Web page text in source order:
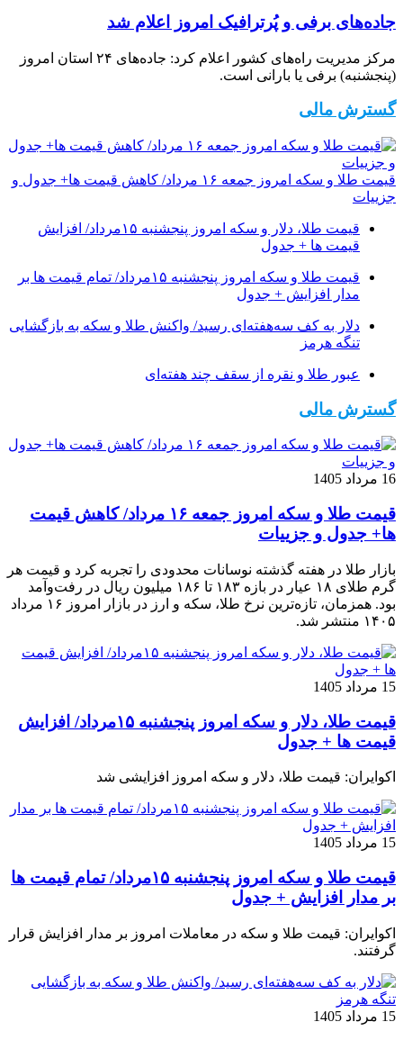
جاده‌های برفی و پُرترافیک امروز اعلام شد
مرکز مدیریت راه‌های کشور اعلام کرد: جاده‌های ۲۴ استان امروز
(پنجشنبه) برفی یا بارانی است.
گسترش مالی
قیمت طلا و سکه امروز جمعه ۱۶ مرداد/ کاهش قیمت ها+ جدول و
جزییات
قیمت طلا، دلار و سکه امروز پنجشنبه ۱۵مرداد/ افزایش
قیمت ها + جدول
قیمت طلا و سکه امروز پنجشنبه ۱۵مرداد/ تمام قیمت ها بر
مدار افزایش + جدول
دلار به کف سه‌هفته‌ای رسید/ واکنش طلا و سکه به بازگشایی
تنگه هرمز
عبور طلا و نقره از سقف چند هفته‌ای
گسترش مالی
16 مرداد 1405
قیمت طلا و سکه امروز جمعه ۱۶ مرداد/ کاهش قیمت
ها+ جدول و جزییات
بازار طلا در هفته گذشته نوسانات محدودی را تجربه کرد و قیمت هر
گرم طلای ۱۸ عیار در بازه ۱۸۳ تا ۱۸۶ میلیون ریال در رفت‌وآمد
بود. همزمان، تازه‌ترین نرخ طلا، سکه و ارز در بازار امروز ۱۶ مرداد
۱۴۰۵ منتشر شد.
15 مرداد 1405
قیمت طلا، دلار و سکه امروز پنجشنبه ۱۵مرداد/ افزایش
قیمت ها + جدول
اکوایران: قیمت طلا، دلار و سکه امروز افزایشی شد
15 مرداد 1405
قیمت طلا و سکه امروز پنجشنبه ۱۵مرداد/ تمام قیمت ها
بر مدار افزایش + جدول
اکوایران: قیمت طلا و سکه در معاملات امروز بر مدار افزایش قرار
گرفتند.
15 مرداد 1405